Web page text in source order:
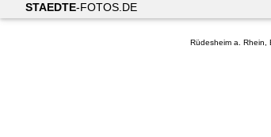
STAEDTE-FOTOS.DE
Rüdesheim a. Rhein,